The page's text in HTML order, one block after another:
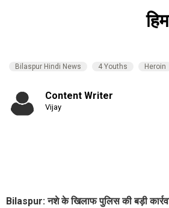
Bilaspur Hindi News 4 Youths Heroin
Content Writer
Vijay
Bilaspur: नशे के ​खिलाफ पुलिस की बड़ी